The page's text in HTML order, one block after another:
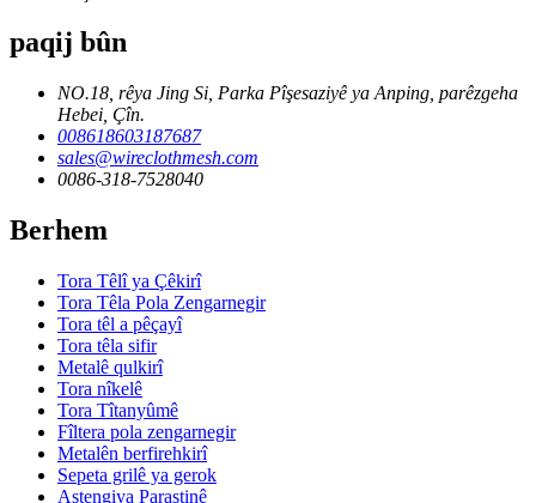
paqij bûn
NO.18, rêya Jing Si, Parka Pîşesaziyê ya Anping, parêzgeha
Hebei, Çîn.
008618603187687
sales@wireclothmesh.com
0086-318-7528040
Berhem
Tora Têlî ya Çêkirî
Tora Têla Pola Zengarnegir
Tora têl a pêçayî
Tora têla sifir
Metalê qulkirî
Tora nîkelê
Tora Tîtanyûmê
Fîltera pola zengarnegir
Metalên berfirehkirî
Sepeta grilê ya gerok
Astengiya Parastinê